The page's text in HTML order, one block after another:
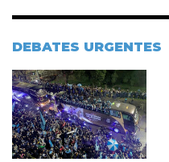
DEBATES URGENTES
Imagen